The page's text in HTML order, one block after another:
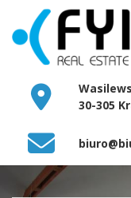
30-305